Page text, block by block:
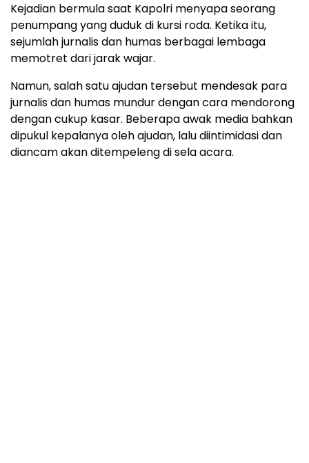
Kejadian bermula saat Kapolri menyapa seorang
penumpang yang duduk di kursi roda. Ketika itu,
sejumlah jurnalis dan humas berbagai lembaga
memotret dari jarak wajar.
Namun, salah satu ajudan tersebut mendesak para
jurnalis dan humas mundur dengan cara mendorong
dengan cukup kasar. Beberapa awak media bahkan
dipukul kepalanya oleh ajudan, lalu diintimidasi dan
diancam akan ditempeleng di sela acara.